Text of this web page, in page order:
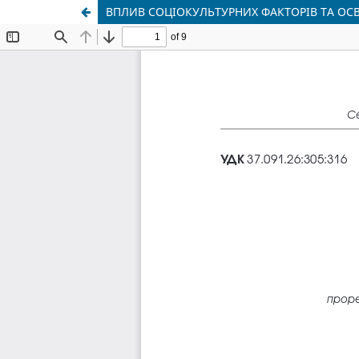
ВПЛИВ СОЦІОКУЛЬТУРНИХ ФАКТОРІВ ТА